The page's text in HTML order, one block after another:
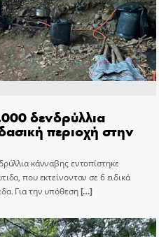
δενδρύλλια
περιοχή στην
κάνναβης εντοπίστηκε
που εκτείνονταν σε 6 ειδικά
Για την υπόθεση[…]